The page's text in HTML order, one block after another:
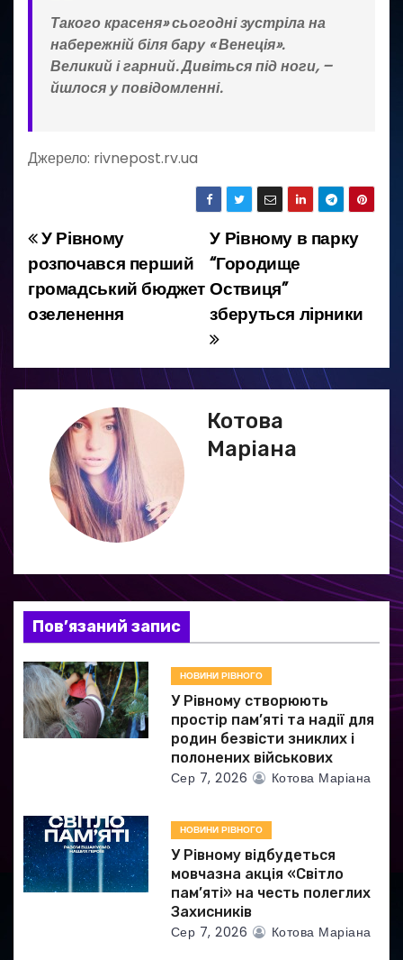
Такого красеня» сьогодні зустріла на
набережній біля бару « Венеція».
Великий і гарний. Дивіться під ноги,–
йшлося у повідомленні.
Джерело: rivnepost.rv.ua
Н
а
в
і
г
з
а
п
и
с
в
У Рівному в парку
“Городище
Оствиця”
зберуться лірники
У Рівному
розпочався перший
громадський бюджет
озеленення
Котова
Маріана
Пов’язаний запис
НОВИНИ РІВНОГО
У Рівному створюють
простір пам’яті та надії для
родин безвісти зниклих і
полонених військових
Сер 7, 2026 Котова Маріана
НОВИНИ РІВНОГО
У Рівному відбудеться
мовчазна акція «Світло
пам’яті» на честь полеглих
Захисників
Сер 7, 2026 Котова Маріана